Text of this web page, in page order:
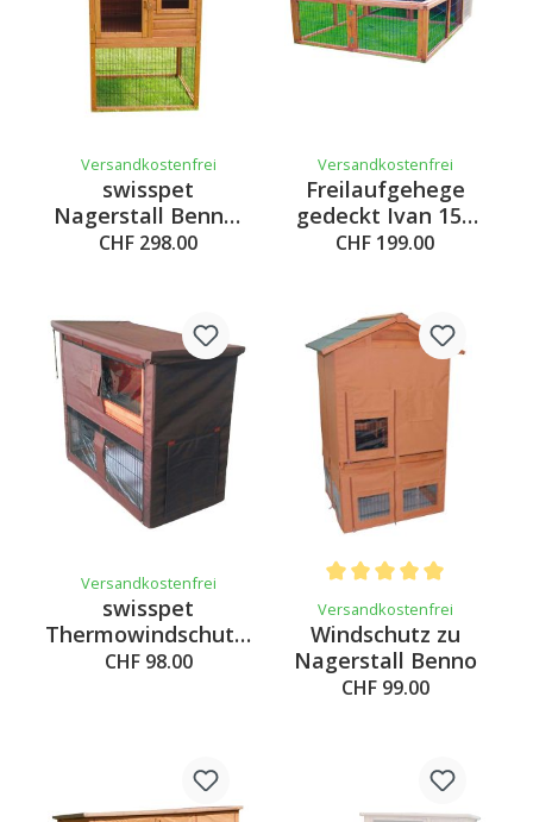
Versandkostenfrei
swisspet
Nagerstall Benno,
96.4x97.6x150cm
CHF 298.00
Versandkostenfrei
Freilaufgehege
gedeckt Ivan 150
XL,
CHF 199.00
Versandkostenfrei
swisspet
Thermowindschutz,
117x64x100cm
CHF 98.00
Versandkostenfrei
Windschutz zu
Nagerstall Benno
CHF 99.00